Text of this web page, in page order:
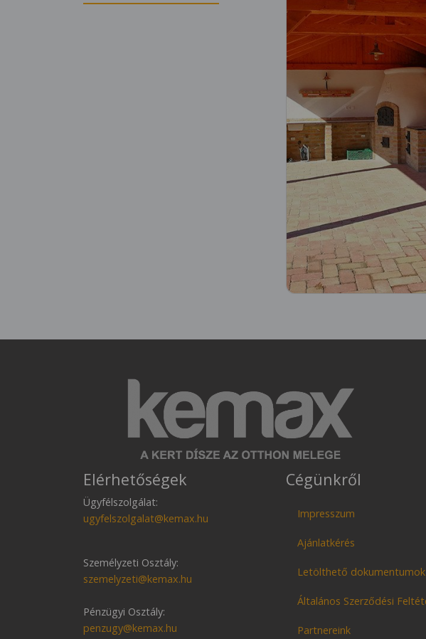
Elérhetőségek
Ügyfélszolgálat:
ugyfelszolgalat@kemax.hu
Személyzeti Osztály:
szemelyzeti@kemax.hu
Pénzügyi Osztály:
penzugy@kemax.hu
Cégünkről
Impresszum
Ajánlatkérés
Letölthető dokumentumok
Általános Szerződési
Partnereink